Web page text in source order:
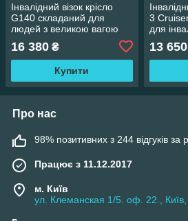
Інвалідний візок крісло
G140 складаний для
людей з великою вагою
інвалідів літніх дорослих
16 380 ₴
Купити
3
для
13 650
Про нас
98% позитивних з 244 відгуків за
Працює з 11.12.2017
м. Київ
ул. Клеманская 1/5. оф. 22., Київ,